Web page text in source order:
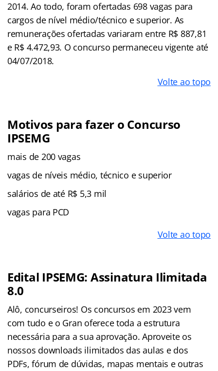
2014. Ao todo, foram ofertadas 698 vagas para
cargos de nível médio/técnico e superior. As
remunerações ofertadas variaram entre R$ 887,81
e R$ 4.472,93. O concurso permaneceu vigente até
04/07/2018.
Volte ao topo
Motivos para fazer o Concurso
IPSEMG
mais de 200 vagas
vagas de níveis médio, técnico e superior
salários de até R$ 5,3 mil
vagas para PCD
Volte ao topo
Edital IPSEMG: Assinatura Ilimitada
8.0
Alô, concurseiros! Os concursos em 2023 vem
com tudo e o Gran oferece toda a estrutura
necessária para a sua aprovação. Aproveite os
nossos downloads ilimitados das aulas e dos
PDFs, fórum de dúvidas, mapas mentais e outras